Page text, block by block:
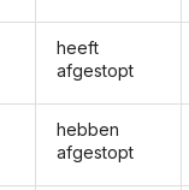
heeft
afgestopt
hebben
afgestopt